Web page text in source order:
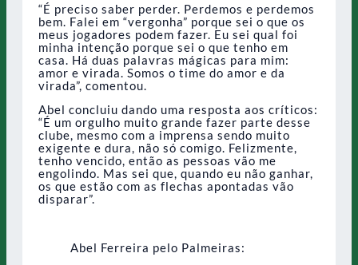
“É preciso saber perder. Perdemos e perdemos
bem. Falei em “vergonha” porque sei o que os
meus jogadores podem fazer. Eu sei qual foi
minha intenção porque sei o que tenho em
casa. Há duas palavras mágicas para mim:
amor e virada. Somos o time do amor e da
virada”, comentou.
Abel concluiu dando uma resposta aos críticos:
“É um orgulho muito grande fazer parte desse
clube, mesmo com a imprensa sendo muito
exigente e dura, não só comigo. Felizmente,
tenho vencido, então as pessoas vão me
engolindo. Mas sei que, quando eu não ganhar,
os que estão com as flechas apontadas vão
disparar”.
Abel Ferreira pelo Palmeiras: